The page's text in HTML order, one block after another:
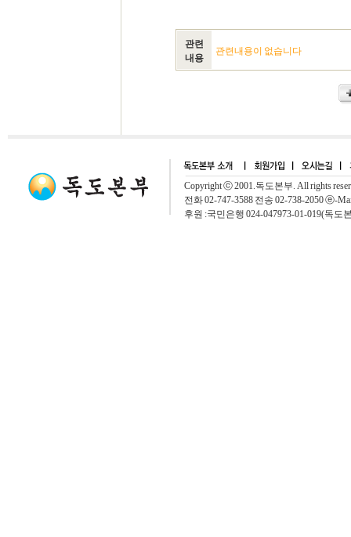
관련
내용
관련내용이 없습니다
Copyright ⓒ 2001.독도본부. All rights
전화 02-747-3588 전송 02-738-2050 ⓔ-
후원 :국민은행 024-047973-01-019(독도